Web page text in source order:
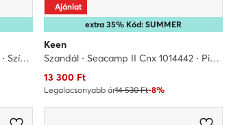
Szandál · Seacamp Ii Cnx 1027411 · Színes
extra 35% Kód: SUMMER
Ajánlat
Keen
Szandál · Seacamp II Cnx 1014442 · Piros
Aktuális ár
13 300Ft
Legalacsonyabb ár14 530 Ft-8%